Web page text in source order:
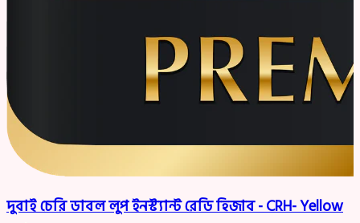
দুবাই চেরি ডাবল লুপ ইনস্ট্যান্ট রেডি হিজাব - CRH- Yellow